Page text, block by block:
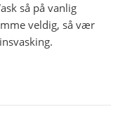
så på vanlig
veldig, så vær